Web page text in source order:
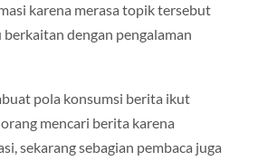
karena merasa topik tersebut
berkaitan dengan pengalaman
pola konsumsi berita ikut
mencari berita karena
sekarang sebagian pembaca juga